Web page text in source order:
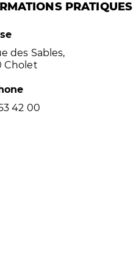
PRATIQUES
des Sables,
Cholet
42 00